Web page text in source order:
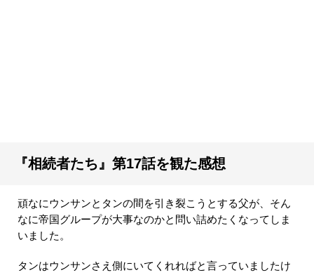
『相続者たち』第17話を観た感想
頑なにウンサンとタンの間を引き裂こうとする父が、そん
なに帝国グループが大事なのかと問い詰めたくなってしま
いました。
タンはウンサンさえ側にいてくれればと言っていましたけ